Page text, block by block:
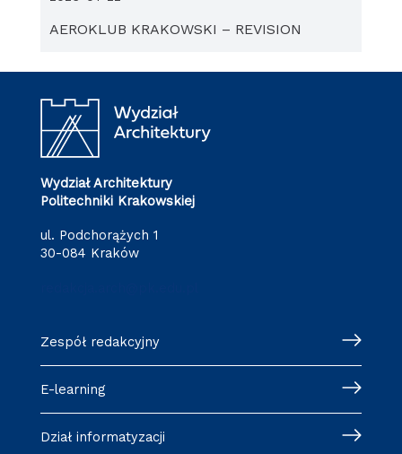
AEROKLUB KRAKOWSKI – REVISION
Wydział Architektury
Politechniki Krakowskiej
ul. Podchorążych 1
30-084 Kraków
Zespół redakcyjny
E-learning
Dział informatyzacji